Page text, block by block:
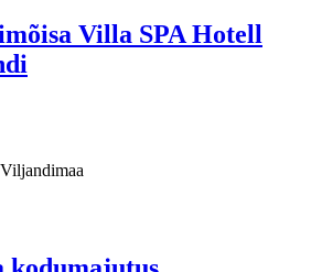
Villa SPA Hotell